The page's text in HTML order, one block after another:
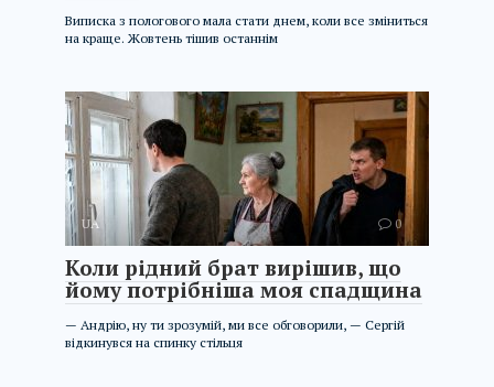
Виписка з пологового мала стати днем, коли все зміниться
на краще. Жовтень тішив останнім
UA 0
Коли рідний брат вирішив, що
йому потрібніша моя спадщина
— Андрію, ну ти зрозумій, ми все обговорили, — Сергій
відкинувся на спинку стільця